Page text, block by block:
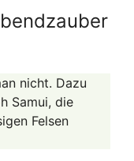
nicht. Dazu
Samui, die
Felsen